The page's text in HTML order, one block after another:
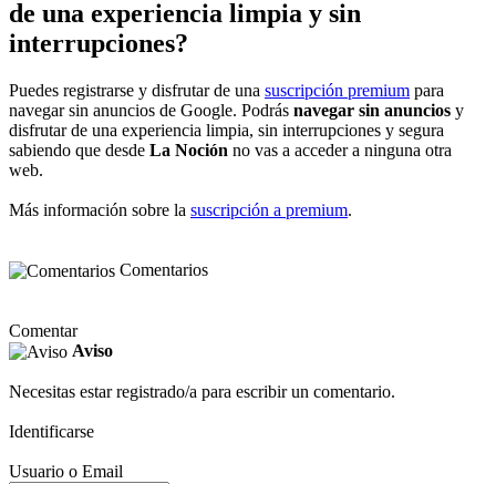
de una experiencia limpia y sin
interrupciones?
Puedes registrarse y disfrutar de una suscripción premium para
navegar sin anuncios de Google. Podrás navegar sin anuncios y
disfrutar de una experiencia limpia, sin interrupciones y segura
sabiendo que desde La Noción no vas a acceder a ninguna otra
web.
Más información sobre la suscripción a premium.
Comentarios
Comentar
Aviso
Necesitas estar registrado/a para escribir un comentario.
Identificarse
Usuario o Email